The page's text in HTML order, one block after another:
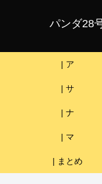
パンダ28
| ア
| サ
| ナ
| マ
| まとめ